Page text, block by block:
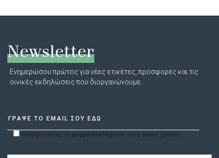
Newsletter
Ενημερώσου πρώτος για νέες ετικέτες, προσφορές και τις
οινικές εκδηλώσεις που διοργανώνουμε
Υποβάλλοντας τη φόρμα αποδέχεσαι τους όρους χρήσης